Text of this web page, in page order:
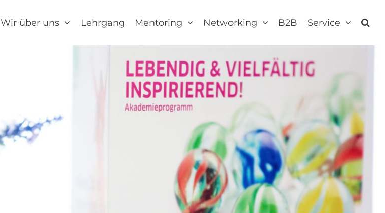
Wir über uns Lehrgang Mentoring Networking B2B Service